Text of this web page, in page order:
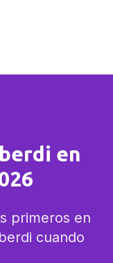
en
primeros en
cuando